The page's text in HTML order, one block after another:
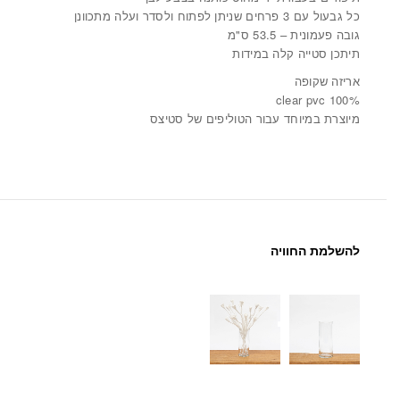
כל גבעול עם 3 פרחים שניתן לפתוח ולסדר ועלה מתכוונן
גובה פעמונית – 53.5 ס"מ
תיתכן סטייה קלה במידות
אריזה שקופה
100% clear pvc
מיוצרת במיוחד עבור הטוליפים של סטיצס
להשלמת החוויה